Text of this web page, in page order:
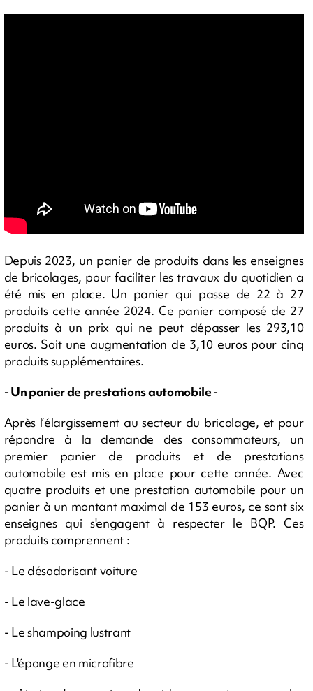
Depuis 2023, un panier de produits dans les enseignes
de bricolages, pour faciliter les travaux du quotidien a
été mis en place. Un panier qui passe de 22 à 27
produits cette année 2024. Ce panier composé de 27
produits à un prix qui ne peut dépasser les 293,10
euros. Soit une augmentation de 3,10 euros pour cinq
produits supplémentaires.
- Un panier de prestations automobile -
Après l’élargissement au secteur du bricolage, et pour
répondre à la demande des consommateurs, un
premier panier de produits et de prestations
automobile est mis en place pour cette année. Avec
quatre produits et une prestation automobile pour un
panier à un montant maximal de 153 euros, ce sont six
enseignes qui s'engagent à respecter le BQP. Ces
produits comprennent :
- Le désodorisant voiture
- Le lave-glace
- Le shampoing lustrant
- L'éponge en microfibre